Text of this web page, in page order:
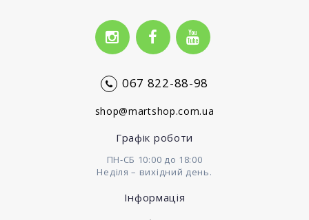
067 822-88-98
shop@martshop.com.ua
Графік роботи
ПН-СБ 10:00 до 18:00
Неділя – вихідний день.
Інформація